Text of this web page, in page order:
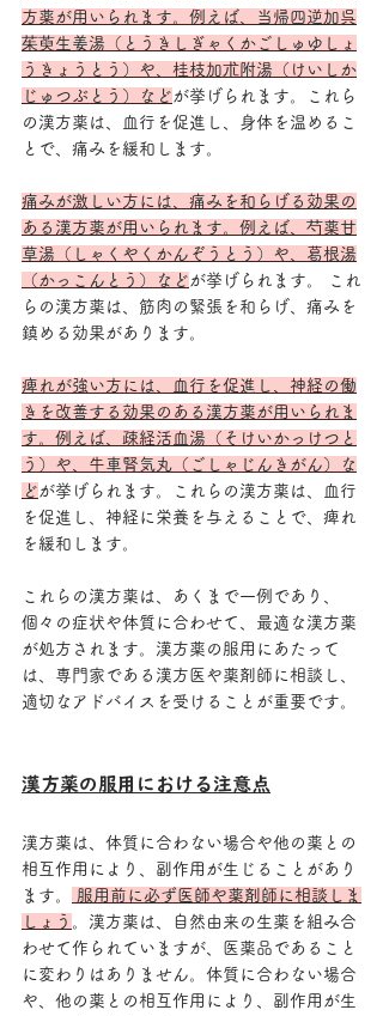
方薬が用いられます。例えば、当帰四逆加呉
茱萸生姜湯（とうきしぎゃくかごしゅゆしょ
うきょうとう）や、桂枝加朮附湯（けいしか
じゅつぶとう）など が挙げられます。
これら
の漢方薬は、血行を促進し、身体を温めるこ
とで、痛みを緩和します。
痛みが激しい方には、痛みを和らげる効果の
ある漢方薬が用いられます。例えば、芍薬甘
草湯（しゃくやくかんぞうとう）や、葛根湯
（かっこんとう）など が挙げられます 。 これ
らの漢方薬は、筋肉の緊張を和らげ、痛みを
鎮める効果があります。
痺れが強い方には、血行を促進し、神経の働
きを改善する効果のある漢方薬が用いられま
す。例えば、疎経活血湯（そけいかっけつと
う）や、牛車腎気丸（ごしゃじんきがん）な
ど が挙げられます。これらの漢方薬は、血行
を促進し、神経に栄養を与えることで、痺れ
を緩和します。
これらの漢方薬は、あくまで一例であり、
個々の症状や体質に合わせて、最適な漢方薬
が処方されます。漢方薬の服用にあたって
は、専門家である漢方医や薬剤師に相談し、
適切なアドバイスを受けることが重要です。
漢方薬の服用における注意点
漢方薬は、体質に合わない場合や他の薬との
相互作用により、副作用が生じることがあり
ます。
服用前に必ず医師や薬剤師に相談しま
しょう
。漢方薬は、自然由来の生薬を組み合
わせて作られていますが、医薬品であること
に変わりはありません。体質に合わない場合
や、他の薬との相互作用により、副作用が生